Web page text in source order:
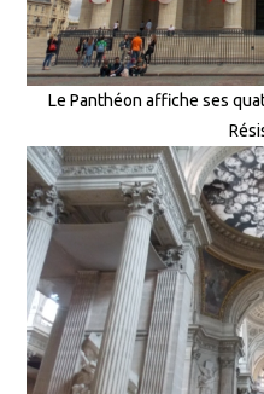
Le Panthéon affiche ses